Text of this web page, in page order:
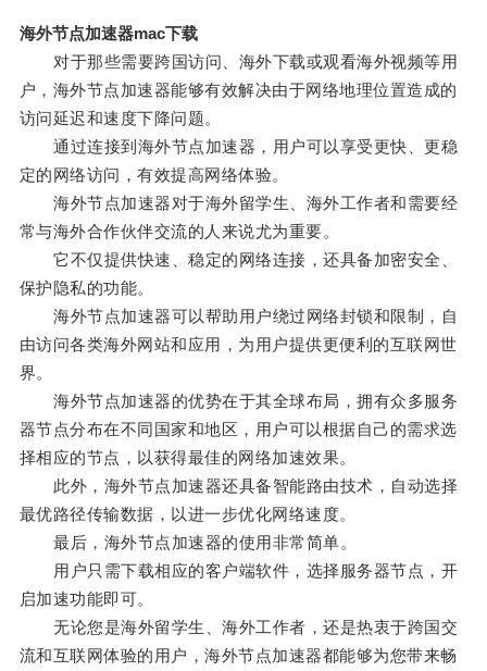
海外节点加速器mac下载
对于那些需要跨国访问、海外下载或观看海外视频等用
户，海外节点加速器能够有效解决由于网络地理位置造成的
访问延迟和速度下降问题。
通过连接到海外节点加速器，用户可以享受更快、更稳
定的网络访问，有效提高网络体验。
海外节点加速器对于海外留学生、海外工作者和需要经
常与海外合作伙伴交流的人来说尤为重要。
它不仅提供快速、稳定的网络连接，还具备加密安全、
保护隐私的功能。
海外节点加速器可以帮助用户绕过网络封锁和限制，自
由访问各类海外网站和应用，为用户提供更便利的互联网世
界。
海外节点加速器的优势在于其全球布局，拥有众多服务
器节点分布在不同国家和地区，用户可以根据自己的需求选
择相应的节点，以获得最佳的网络加速效果。
此外，海外节点加速器还具备智能路由技术，自动选择
最优路径传输数据，以进一步优化网络速度。
最后，海外节点加速器的使用非常简单。
用户只需下载相应的客户端软件，选择服务器节点，开
启加速功能即可。
无论您是海外留学生、海外工作者，还是热衷于跨国交
流和互联网体验的用户，海外节点加速器都能够为您带来畅